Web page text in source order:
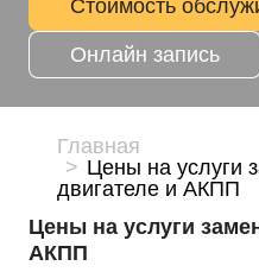
Стоимость
Онлайн запись
Главная
Цены на услуги
двигателе и АКПП
Цены на услуги
АКПП